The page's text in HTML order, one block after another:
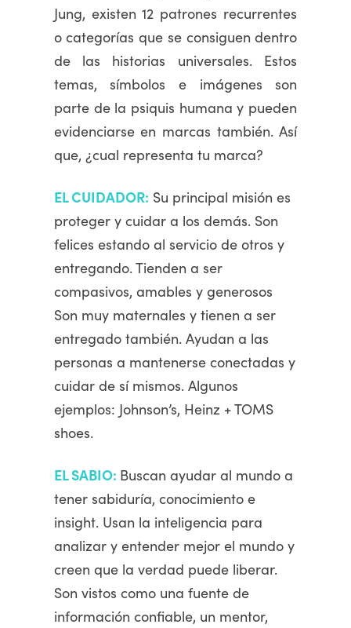
Jung, existen 12 patrones recurrentes
o categorías que se consiguen dentro
de las historias universales. Estos
temas, símbolos e imágenes son
parte de la psiquis humana y pueden
evidenciarse en marcas también. Así
que, ¿cual representa tu marca?
EL CUIDADOR: Su principal misión es
proteger y cuidar a los demás. Son
felices estando al servicio de otros y
entregando. Tienden a ser
compasivos, amables y generosos
Son muy maternales y tienen a ser
entregado también. Ayudan a las
personas a mantenerse conectadas y
cuidar de sí mismos. Algunos
ejemplos: Johnson’s, Heinz + TOMS
shoes.
EL SABIO: Buscan ayudar al mundo a
tener sabiduría, conocimiento e
insight. Usan la inteligencia para
analizar y entender mejor el mundo y
creen que la verdad puede liberar.
Son vistos como una fuente de
información confiable, un mentor,